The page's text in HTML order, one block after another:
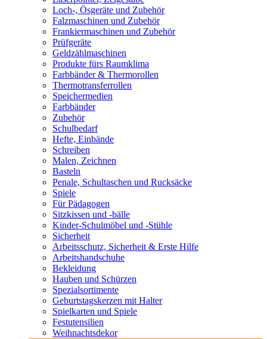
Loch-, Ösgeräte und Zubehör
Falzmaschinen und Zubehör
Frankiermaschinen und Zubehör
Prüfgeräte
Geldzählmaschinen
Produkte fürs Raumklima
Farbbänder & Thermorollen
Thermotransferrollen
Speichermedien
Farbbänder
Zubehör
Schulbedarf
Hefte, Einbände
Schreiben
Malen, Zeichnen
Basteln
Penale, Schultaschen und Rucksäcke
Spiele
Für Pädagogen
Sitzkissen und -bälle
Kinder-Schulmöbel und -Stühle
Sicherheit
Arbeitsschutz, Sicherheit & Erste Hilfe
Arbeitshandschuhe
Bekleidung
Hauben und Schürzen
Spezialsortimente
Geburtstagskerzen mit Halter
Spielkarten und Spiele
Festutensilien
Weihnachtsdekor